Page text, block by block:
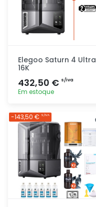
Elegoo Saturn 4 Ultra
16K
432,50 € s/iva
Em estoque
rapidamente
-143,50 € S/IVA